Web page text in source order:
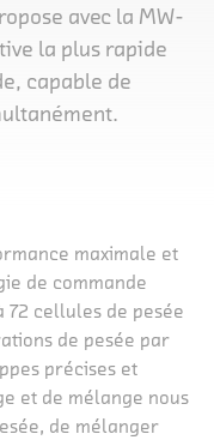
avec la MW-
la plus rapide
capable de
maximale et
de commande
cellules de pesée
de pesée par
précises et
et de mélange nous
de mélanger